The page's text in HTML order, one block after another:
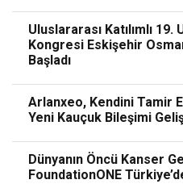
Uluslararası Katılımlı
Kongresi Eskişehir
Başladı
Arlanxeo, Kendini Tamir
Yeni Kauçuk Bileşimi
Dünyanın Öncü Kanser
FoundationONE